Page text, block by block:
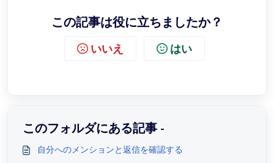
この記事は役に立ちましたか？
いいえ はい
このフォルダにある記事 -
自分へのメンションと返信を確認する